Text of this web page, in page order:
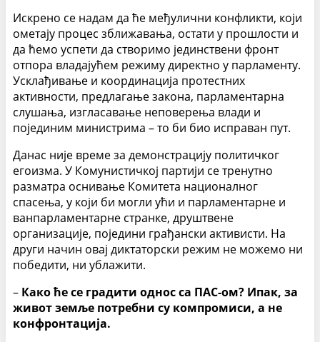
Искрено се надам да ће међулични конфликти, који
ометају процес зближавања, остати у прошлости и
да ћемо успети да створимо јединствени фронт
отпора владајућем режиму директно у парламенту.
Усклађивање и координација протестних
активности, предлагање закона, парламентарна
слушања, изгласавање неповерења влади и
појединим министрима – то би био исправан пут.
Данас није време за демонстрацију политичког
егоизма. У Комунистичкој партији се тренутно
разматра оснивање Комитета националног
спасења, у који би могли ући и парламентарне и
ванпарламентарне странке, друштвене
организације, поједини грађански активисти. На
други начин овај диктаторски режим не можемо ни
победити, ни ублажити.
– Како ће се градити однос са ПАС-ом? Ипак, за
живот земље потребни су компромиси, а не
конфронтација.